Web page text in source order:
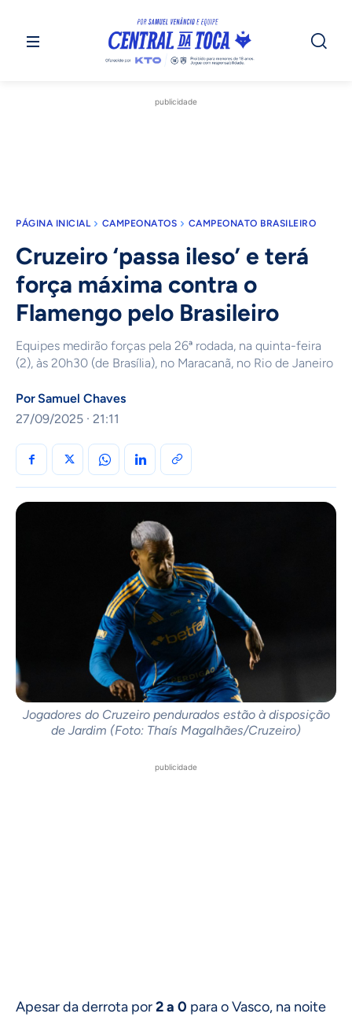
publicidade
PÁGINA INICIAL CAMPEONATOS CAMPEONATO BRASILEIRO
Cruzeiro ‘passa ileso’ e terá
força máxima contra o
Flamengo pelo Brasileiro
Equipes medirão forças pela 26ª rodada, na quinta-feira
(2), às 20h30 (de Brasília), no Maracanã, no Rio de Janeiro
Por Samuel Chaves
27/09/2025 · 21:11
Jogadores do Cruzeiro pendurados estão à disposição
de Jardim (Foto: Thaís Magalhães/Cruzeiro)
publicidade
Apesar da derrota por2 a 0 para o Vasco, na noite